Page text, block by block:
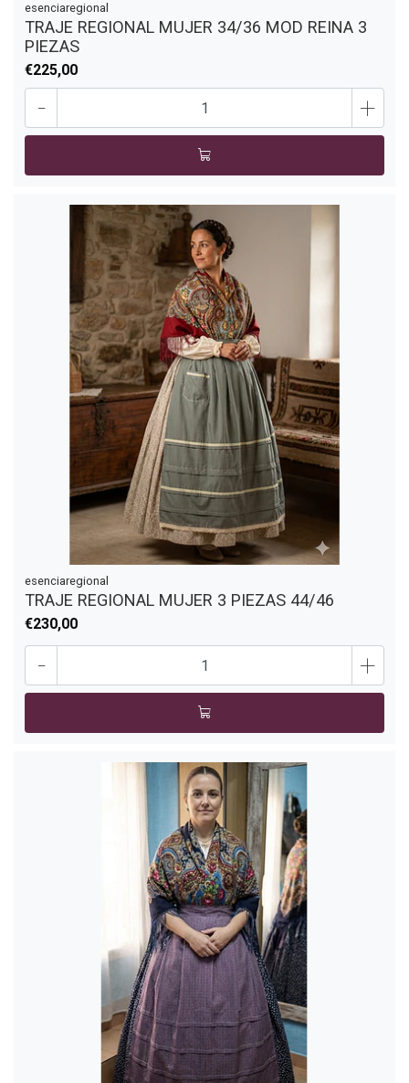
esenciaregional
TRAJE REGIONAL MUJER 34/36 MOD REINA 3
PIEZAS
€225,00
- +
esenciaregional
TRAJE REGIONAL MUJER 3 PIEZAS 44/46
€230,00
- +